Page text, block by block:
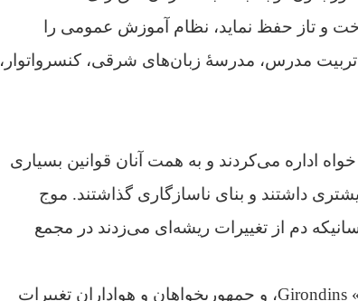
و تاز حفظ نماید، نظام آموزش عمومی را
تربیت مدرس، مدرسهٔ زبان‌های شرقی، کنسرواتوار،
اداره می‌کردند و به همت آنان قوانین بسیاری
داشتند و بنای ناسازگاری گذاشتند. موج
دم از تغییرات ریشه‌ای می‌زدند در مجمع
نیروهای میانه رو و طالبان مشروطه «ژیرندون‌ها» Girondins، و جمهوریخواهان و هواداران تغییرات